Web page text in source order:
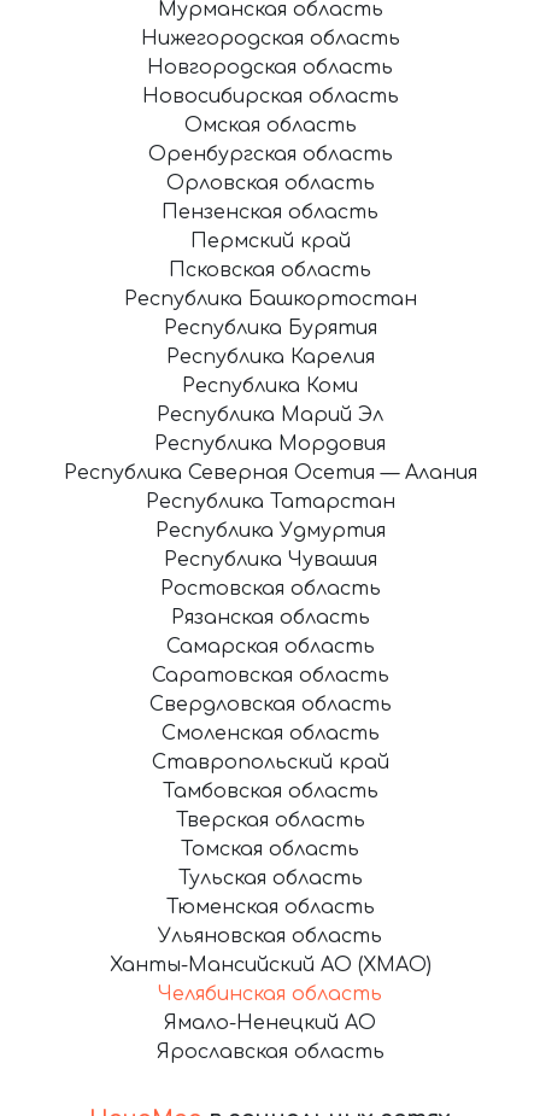
Мурманская область
Нижегородская область
Новгородская область
Новосибирская область
Омская область
Оренбургская область
Орловская область
Пензенская область
Пермский край
Псковская область
Республика Башкортостан
Республика Бурятия
Республика Карелия
Республика Коми
Республика Марий Эл
Республика Мордовия
Республика Северная Осетия — Алания
Республика Татарстан
Республика Удмуртия
Республика Чувашия
Ростовская область
Рязанская область
Самарская область
Саратовская область
Свердловская область
Смоленская область
Ставропольский край
Тамбовская область
Тверская область
Томская область
Тульская область
Тюменская область
Ульяновская область
Ханты-Мансийский АО (ХМАО)
Челябинская область
Ямало-Ненецкий АО
Ярославская область